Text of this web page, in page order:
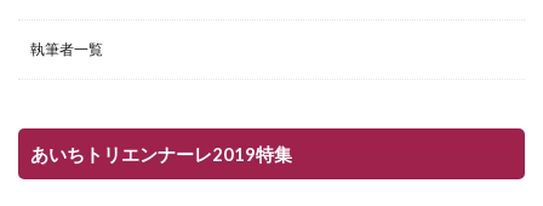
執筆者一覧
あいちトリエンナーレ2019特集